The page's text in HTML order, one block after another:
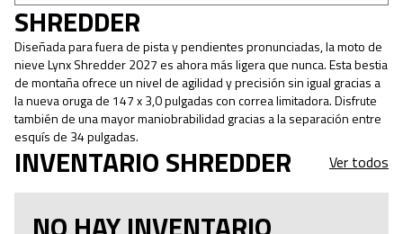
SHREDDER
Diseñada para fuera de pista y pendientes pronunciadas, la moto de
nieve Lynx Shredder 2027 es ahora más ligera que nunca. Esta bestia
de montaña ofrece un nivel de agilidad y precisión sin igual gracias a
la nueva oruga de 147 x 3,0 pulgadas con correa limitadora. Disfrute
también de una mayor maniobrabilidad gracias a la separación entre
esquís de 34 pulgadas.
INVENTARIO SHREDDER Ver todos